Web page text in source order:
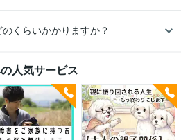
くらいかかりますか？
人気サービス